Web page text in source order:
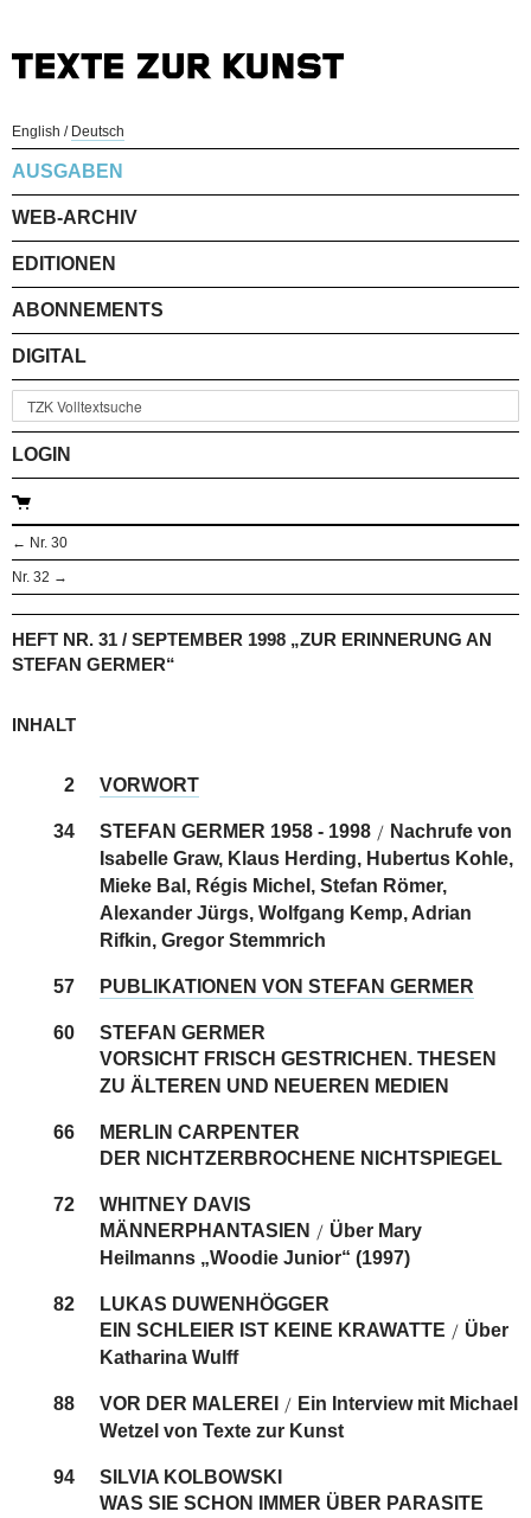
English / Deutsch
AUSGABEN
WEB-ARCHIV
EDITIONEN
ABONNEMENTS
DIGITAL
LOGIN
← Nr. 30
Nr. 32 →
HEFT NR. 31 / SEPTEMBER 1998 „ZUR ERINNERUNG AN
STEFAN GERMER“
INHALT
2 VORWORT
34 STEFAN GERMER 1958 - 1998/ Nachrufe von
Isabelle Graw, Klaus Herding, Hubertus Kohle,
Mieke Bal, Régis Michel, Stefan Römer,
Alexander Jürgs, Wolfgang Kemp, Adrian
Rifkin, Gregor Stemmrich
57 PUBLIKATIONEN VON STEFAN GERMER
60
STEFAN GERMER
VORSICHT FRISCH GESTRICHEN. THESEN
ZU ÄLTEREN UND NEUEREN MEDIEN
66
MERLIN CARPENTER
DER NICHTZERBROCHENE NICHTSPIEGEL
72
WHITNEY DAVIS
MÄNNERPHANTASIEN / Über Mary
Heilmanns „Woodie Junior“ (1997)
82
LUKAS DUWENHÖGGER
EIN SCHLEIER IST KEINE KRAWATTE / Über
Katharina Wulff
88 VOR DER MALEREI / Ein Interview mit Michael
Wetzel von Texte zur Kunst
94
SILVIA KOLBOWSKI
WAS SIE SCHON IMMER ÜBER PARASITE